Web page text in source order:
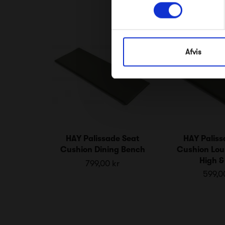
Afvis
HAY Palissade Seat
Cushion Dining Bench
799,00 kr
HAY
Cushion
High